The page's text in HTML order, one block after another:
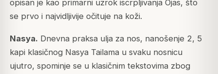
opisan je kao primarni uzrok iscrpljivanja Ojas, što
se prvo i najvidljivije očituje na koži.
Nasya. Dnevna praksa ulja za nos, nanošenje 2, 5
kapi klasičnog Nasya Tailama u svaku nosnicu
ujutro, spominje se u klasičnim tekstovima zbog